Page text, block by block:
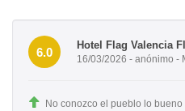
6.0
Hotel Flag Valencia
16/03/2026 - anónimo -
No conozco el pueblo lo